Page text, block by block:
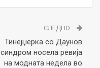
СЛЕДНО
Тинејџерка со Даунов
синдром носела ревија
на модната недела во